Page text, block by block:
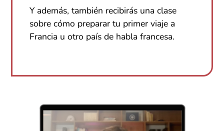
Y además, también recibirás una clase
sobre cómo preparar tu primer viaje a
Francia u otro país de habla francesa.